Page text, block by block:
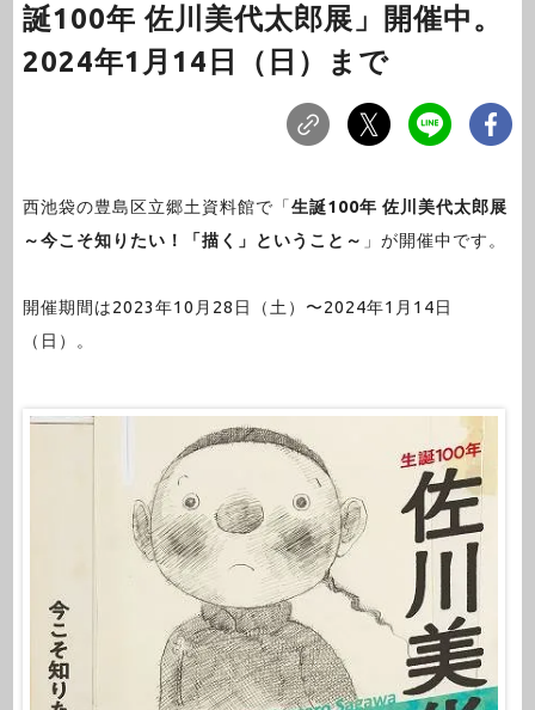
誕100年 佐川美代太郎展」開催中。
2024年1月14日（日）まで
西池袋の豊島区立郷土資料館で「生誕100年 佐川美代太郎展
～今こそ知りたい！「描く」ということ～ 」が開催中です。
開催期間は2023年10月28日（土）〜2024年1月14日
（日）。